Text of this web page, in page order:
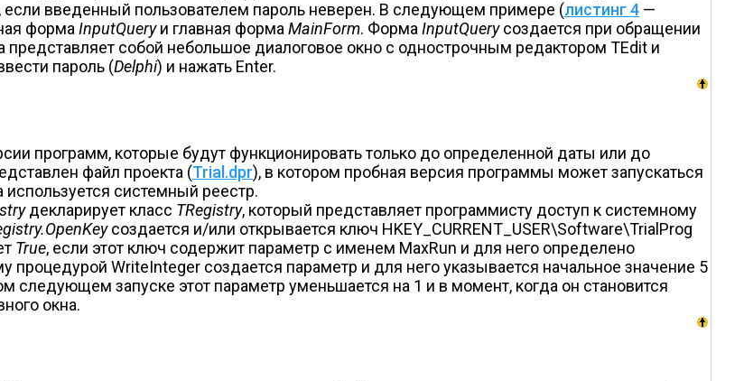
, если введенный пользователем пароль неверен. В следующем примере (листинг 4 —
формаInputQueryи главная формаMainForm. ФормаInputQueryсоздается при обращении
представляет собой небольшое диалоговое окно с однострочным редактором TEdit и
пароль (Delphi) и нажать Enter.
программ, которые будут функционировать только до определенной даты или до
файл проекта (Trial.dpr), в котором пробная версия программы может запускаться
системный реестр.
декларирует класс TRegistry, который представляет программисту доступ к системному
создается и/или открывается ключ HKEY_CURRENT_USER\Software\TrialProg
True, если этот ключ содержит параметр с именем MaxRun и для него определено
процедурой WriteInteger создается параметр и для него указывается начальное значение 5
запуске этот параметр уменьшается на 1 и в момент, когда он становится
окна.